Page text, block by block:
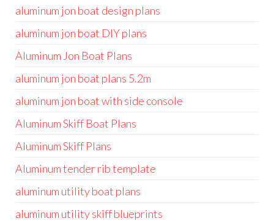
aluminum jon boat design plans
aluminum jon boat DIY plans
Aluminum Jon Boat Plans
aluminum jon boat plans 5.2m
aluminum jon boat with side console
Aluminum Skiff Boat Plans
Aluminum Skiff Plans
Aluminum tender rib template
aluminum utility boat plans
aluminum utility skiff blueprints